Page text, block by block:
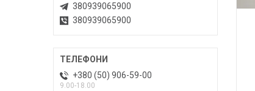
380939065900
380939065900
+380 (50) 906-59-00
9.00-18.00